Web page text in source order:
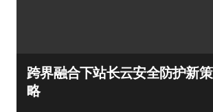
跨界融合下站长云安全防护新策
略